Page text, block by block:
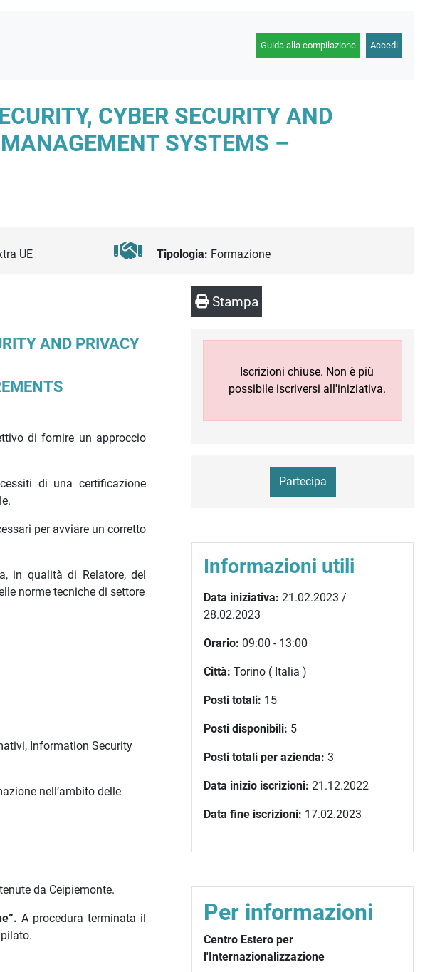
Guida alla compilazione Accedi
CYBER SECURITY AND
SYSTEMS –
UE Tipologia: Formazione
AND PRIVACY
di fornire un approccio
di una certificazione
per avviare un corretto
in qualità di Relatore, del
norme tecniche di settore
Information Security
nell’ambito delle
da Ceipiemonte.
A procedura terminata il
Stampa
Iscrizioni chiuse. Non è più
possibile iscriversi all'iniziativa.
Partecipa
Informazioni utili
Data iniziativa: 21.02.2023 /
28.02.2023
Orario: 09:00 - 13:00
Città: Torino ( Italia )
Posti totali: 15
Posti disponibili: 5
Posti totali per azienda: 3
Data inizio iscrizioni: 21.12.2022
Data fine iscrizioni: 17.02.2023
Per informazioni
Centro Estero per
l'Internazionalizzazione